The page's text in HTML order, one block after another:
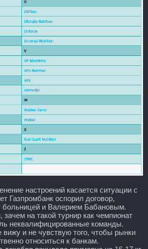
настроений касается ситуации с
Газпромбанк оспорил договор,
и Валерием Бабановым.
зачем на такой турнир как чемпионат
неквалифицированные команды.
и не чувствую того, чтобы рынки
относиться к банкам.